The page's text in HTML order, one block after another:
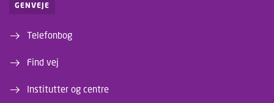
GENVEJE
Telefonbog
Find vej
Institutter og centre